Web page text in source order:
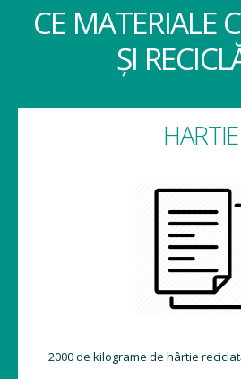
CE MATERIALE
ȘI
HARTIE
2000 de kilograme de hârtie